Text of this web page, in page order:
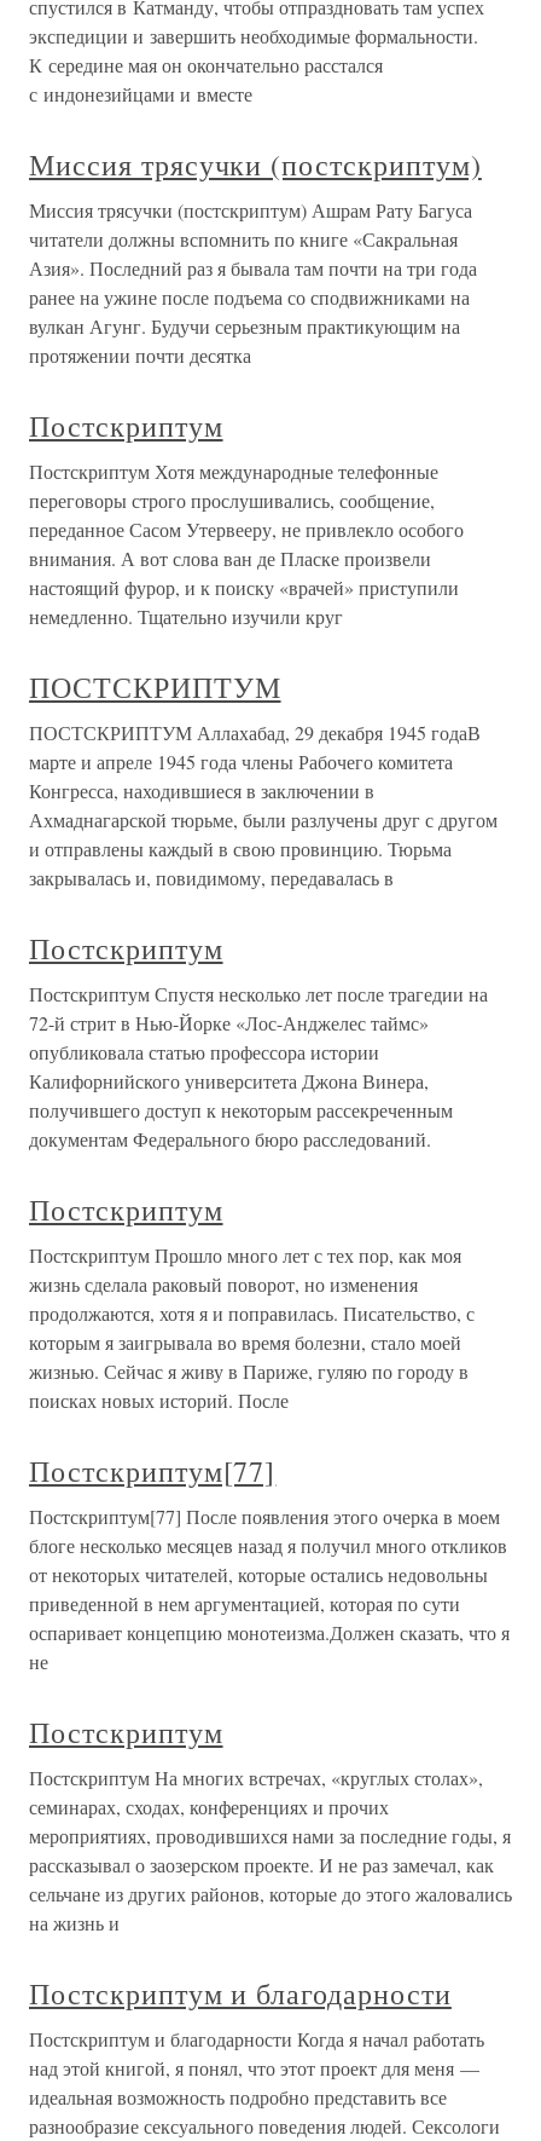
спустился в Катманду, чтобы отпраздновать там успех
экспедиции и завершить необходимые формальности.
К середине мая он окончательно расстался
с индонезийцами и вместе
Миссия трясучки (постскриптум)
Миссия трясучки (постскриптум) Ашрам Рату Багуса
читатели должны вспомнить по книге «Сакральная
Азия». Последний раз я бывала там почти на три года
ранее на ужине после подъема со сподвижниками на
вулкан Агунг. Будучи серьезным практикующим на
протяжении почти десятка
Постскриптум
Постскриптум Хотя международные телефонные
переговоры строго прослушивались, сообщение,
переданное Сасом Утервееру, не привлекло особого
внимания. А вот слова ван де Пласке произвели
настоящий фурор, и к поиску «врачей» приступили
немедленно. Тщательно изучили круг
ПОСТСКРИПТУМ
ПОСТСКРИПТУМ Аллахабад, 29 декабря 1945 годаВ
марте и апреле 1945 года члены Рабочего комитета
Конгресса, находившиеся в заключении в
Ахмаднагарской тюрьме, были разлучены друг с другом
и отправлены каждый в свою провинцию. Тюрьма
закрывалась и, повидимому, передавалась в
Постскриптум
Постскриптум Спустя несколько лет после трагедии на
72-й стрит в Нью-Йорке «Лос-Анджелес таймс»
опубликовала статью профессора истории
Калифорнийского университета Джона Винера,
получившего доступ к некоторым рассекреченным
документам Федерального бюро расследований.
Постскриптум
Постскриптум Прошло много лет с тех пор, как моя
жизнь сделала раковый поворот, но изменения
продолжаются, хотя я и поправилась. Писательство, с
которым я заигрывала во время болезни, стало моей
жизнью. Сейчас я живу в Париже, гуляю по городу в
поисках новых историй. После
Постскриптум[77]
Постскриптум[77] После появления этого очерка в моем
блоге несколько месяцев назад я получил много откликов
от некоторых читателей, которые остались недовольны
приведенной в нем аргументацией, которая по сути
оспаривает концепцию монотеизма.Должен сказать, что я
не
Постскриптум
Постскриптум На многих встречах, «круглых столах»,
семинарах, сходах, конференциях и прочих
мероприятиях, проводившихся нами за последние годы, я
рассказывал о заозерском проекте. И не раз замечал, как
сельчане из других районов, которые до этого жаловались
на жизнь и
Постскриптум и благодарности
Постскриптум и благодарности Когда я начал работать
над этой книгой, я понял, что этот проект для меня —
идеальная возможность подробно представить все
разнообразие сексуального поведения людей. Сексологи